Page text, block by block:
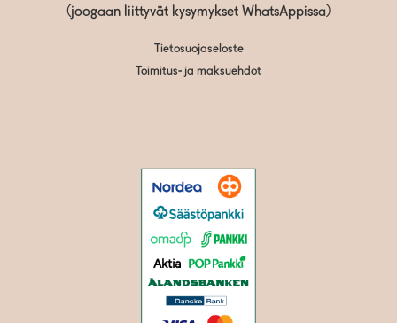
(joogaan liittyvät kysymykset WhatsAppissa)
Tietosuojaseloste
Toimitus- ja maksuehdot